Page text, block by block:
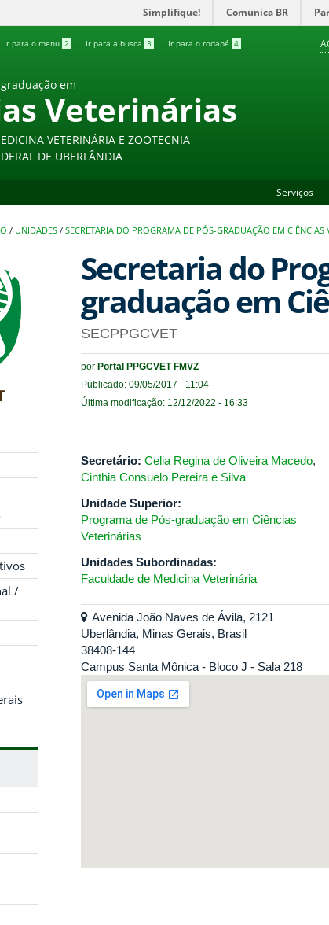
Simplifique! Comunica BR
Ir para o menu 2 Ir para a busca 3 Ir para o rodapé 4
em
Veterinárias
VETERINÁRIA E ZOOTECNIA
DE UBERLÂNDIA
Serviços
/ UNIDADES / SECRETARIA DO PROGRAMA DE PÓS-GRADUAÇÃO EM CIÊNCIAS
/
Secretaria do
graduação em
SECPPGCVET
por Portal PPGCVET FMVZ
Publicado: 09/05/2017 - 11:04
Última modificação: 12/12/2022 - 16:33
Secretário: Celia Regina de Oliveira Macedo,
Cinthia Consuelo Pereira e Silva
Unidade Superior:
Programa de Pós-graduação em Ciências
Veterinárias
Unidades Subordinadas:
Faculdade de Medicina Veterinária
Avenida João Naves de Ávila, 2121
Uberlândia, Minas Gerais, Brasil
38408-144
Campus Santa Mônica - Bloco J - Sala 218